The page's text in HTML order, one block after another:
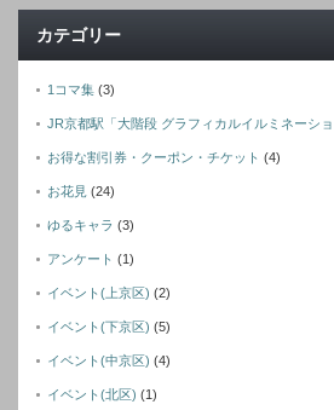
カテゴリー
1コマ集 (3)
JR京都駅「大階段 グラフィカルイルミネーショ
お得な割引券・クーポン・チケット (4)
お花見 (24)
ゆるキャラ (3)
アンケート (1)
イベント(上京区) (2)
イベント(下京区) (5)
イベント(中京区) (4)
イベント(北区) (1)